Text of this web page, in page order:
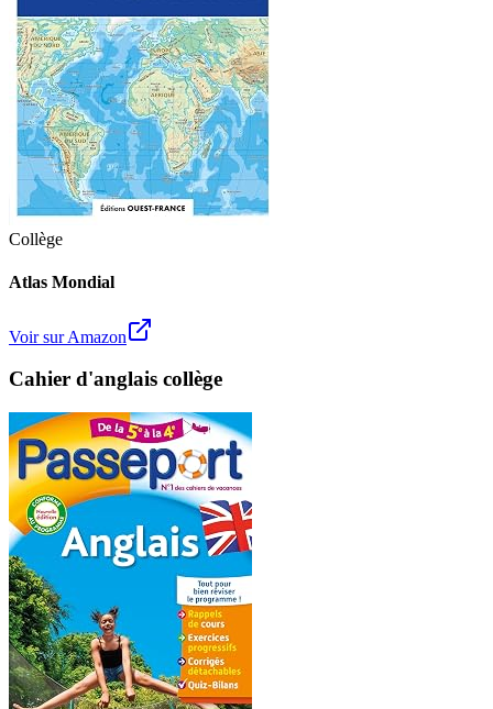
Collège
Atlas Mondial
Voir sur Amazon
Cahier d'anglais collège